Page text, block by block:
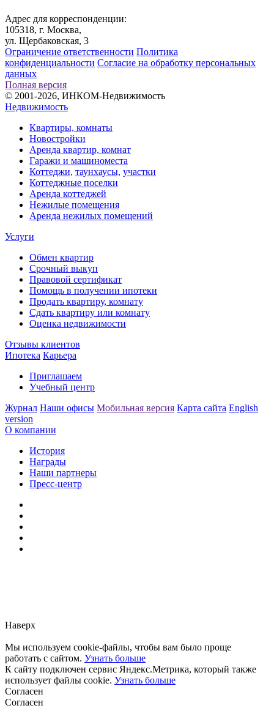
Адрес для корреспонденции:
105318, г. Москва,
ул. Щербаковская, 3
Ограничение ответственности Политика
конфиденциальности Согласие на обработку персональных
данных
Полная версия
© 2001-2026, ИНКОМ-Недвижимость
Недвижимость
Квартиры, комнаты
Новостройки
Аренда квартир, комнат
Гаражи и машиноместа
Коттеджи, таунхаусы, участки
Коттеджные поселки
Аренда коттеджей
Нежилые помещения
Аренда нежилых помещений
Услуги
Обмен квартир
Срочный выкуп
Правовой сертификат
Помощь в получении ипотеки
Продать квартиру, комнату
Сдать квартиру или комнату
Оценка недвижимости
Отзывы клиентов
Ипотека Карьера
Приглашаем
Учебный центр
Журнал Наши офисы Мобильная версия Карта сайта English
version
О компании
История
Награды
Наши партнеры
Пресс-центр
Наверх
Мы используем cookie-файлы, чтобы вам было проще
работать с сайтом. Узнать больше
К сайту подключен сервис Яндекс.Метрика, который также
использует файлы cookie. Узнать больше
Согласен
Согласен